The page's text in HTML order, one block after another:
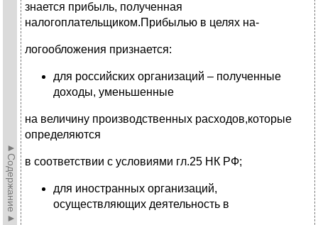
►Содержание►
знается прибыль, полученная
налогоплательщиком.Прибылью в целях на-
логообложения признается:
для российских организаций – полученные
доходы, уменьшенные
на величину производственных расходов,которые
определяются
в соответствии с условиями гл.25 НК РФ;
для иностранных организаций,
осуществляющих деятельность в